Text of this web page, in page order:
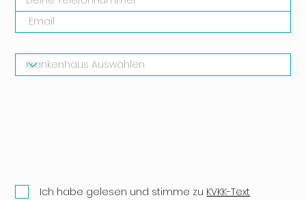
Ich habe gelesen und stimme zu KVKK-Text